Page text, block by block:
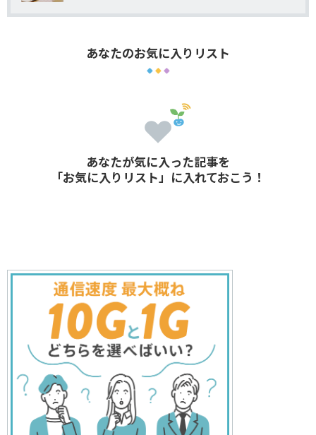
あなたのお気に入りリスト
あなたが気に入った記事を
「お気に入りリスト」に入れておこう！